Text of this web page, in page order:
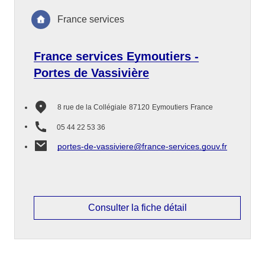
France services Eymoutiers -
Portes de Vassivière
8 rue de la Collégiale 87120 Eymoutiers France
05 44 22 53 36
portes-de-vassiviere@france-services.gouv.fr
France services
Consulter la fiche détail